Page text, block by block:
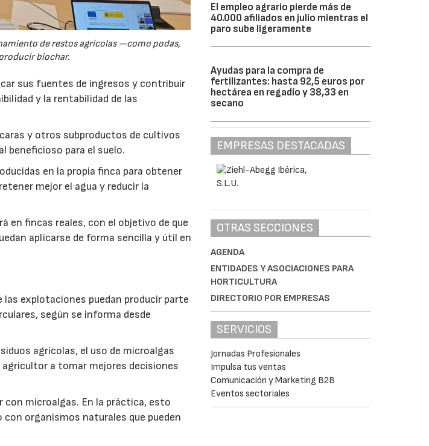
de restos agrícolas —como podas,
biochar.
sus fuentes de ingresos y contribuir
y la rentabilidad de las
y otros subproductos de cultivos
beneficioso para el suelo.
en la propia finca para obtener
mejor el agua y reducir la
en fincas reales, con el objetivo de que
aplicarse de forma sencilla y útil en
explotaciones puedan producir parte
según se informa desde
agrícolas, el uso de microalgas
a tomar mejores decisiones
con microalgas. En la práctica, esto
organismos naturales que pueden
El empleo agrario pierde más de
40.000 afiliados en julio mientras el
paro sube ligeramente
Ayudas para la compra de
fertilizantes: hasta 92,5 euros por
hectárea en regadío y 38,33 en
secano
EMPRESAS DESTACADAS
OTRAS SECCIONES
AGENDA
ENTIDADES Y ASOCIACIONES PARA
HORTICULTURA
DIRECTORIO POR EMPRESAS
SERVICIOS
Jornadas Profesionales
Impulsa tus ventas
Comunicación y Marketing B2B
Eventos sectoriales